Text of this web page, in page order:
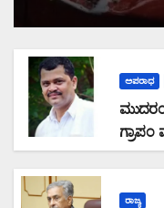
ಅಪರಾಧ
ರಾಜ್ಯ